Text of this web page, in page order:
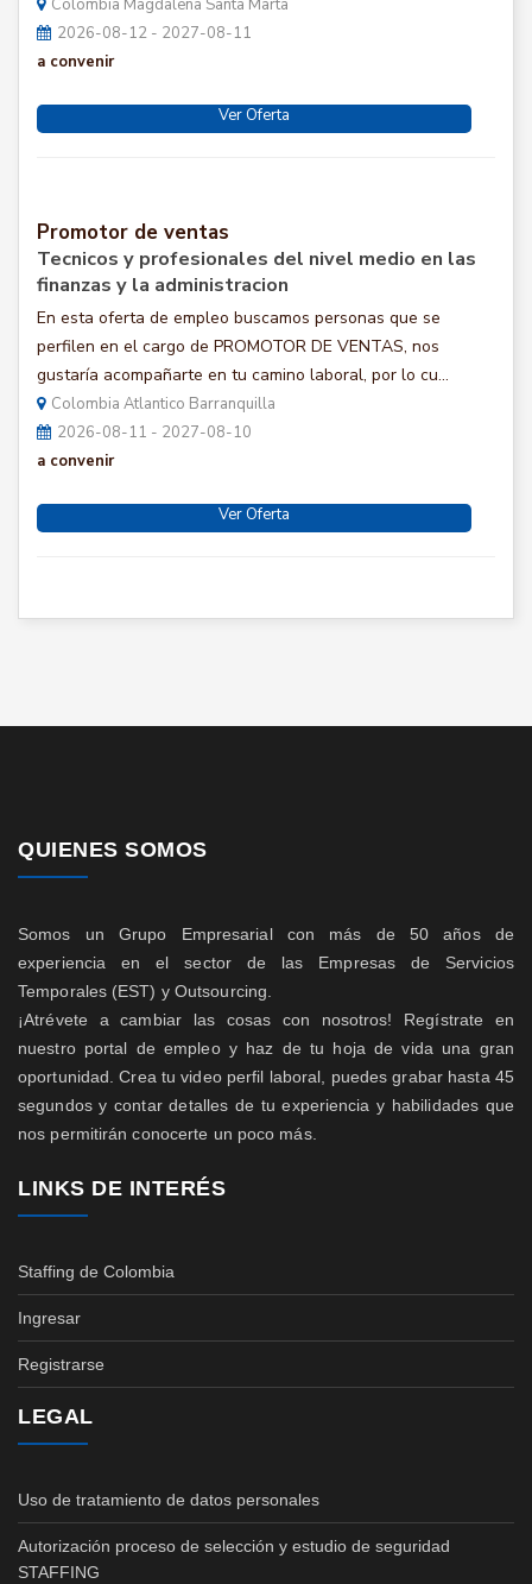
Colombia Magdalena Santa Marta
2026-08-12 - 2027-08-11
a convenir
Ver Oferta
Promotor de ventas
Tecnicos y profesionales del nivel medio en las
finanzas y la administracion
En esta oferta de empleo buscamos personas que se
perfilen en el cargo de PROMOTOR DE VENTAS, nos
gustaría acompañarte en tu camino laboral, por lo cu...
Colombia Atlantico Barranquilla
2026-08-11 - 2027-08-10
a convenir
Ver Oferta
QUIENES SOMOS
Somos un Grupo Empresarial con más de 50 años de
experiencia en el sector de las Empresas de Servicios
Temporales (EST) y Outsourcing.
¡Atrévete a cambiar las cosas con nosotros! Regístrate en
nuestro portal de empleo y haz de tu hoja de vida una gran
oportunidad. Crea tu video perfil laboral, puedes grabar hasta 45
segundos y contar detalles de tu experiencia y habilidades que
nos permitirán conocerte un poco más.
LINKS DE INTERÉS
Staffing de Colombia
Ingresar
Registrarse
LEGAL
Uso de tratamiento de datos personales
Autorización proceso de selección y estudio de seguridad
STAFFING